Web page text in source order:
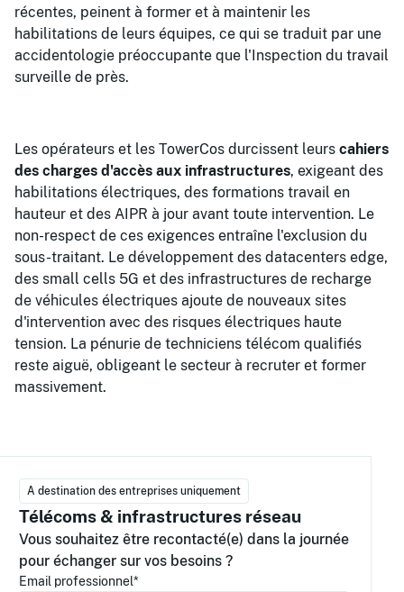
récentes, peinent à former et à maintenir les
habilitations de leurs équipes, ce qui se traduit par une
accidentologie préoccupante que l'Inspection du travail
surveille de près.
Les opérateurs et les TowerCos durcissent leurs cahiers
des charges d'accès aux infrastructures, exigeant des
habilitations électriques, des formations travail en
hauteur et des AIPR à jour avant toute intervention. Le
non-respect de ces exigences entraîne l'exclusion du
sous-traitant. Le développement des datacenters edge,
des small cells 5G et des infrastructures de recharge
de véhicules électriques ajoute de nouveaux sites
d'intervention avec des risques électriques haute
tension. La pénurie de techniciens télécom qualifiés
reste aiguë, obligeant le secteur à recruter et former
massivement.
A destination des entreprises uniquement
Télécoms & infrastructures réseau
Vous souhaitez être recontacté(e) dans la journée
pour échanger sur vos besoins ?
Email professionnel*